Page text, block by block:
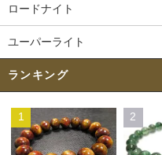
ロードナイト
ユーパーライト
ランキング
1 2